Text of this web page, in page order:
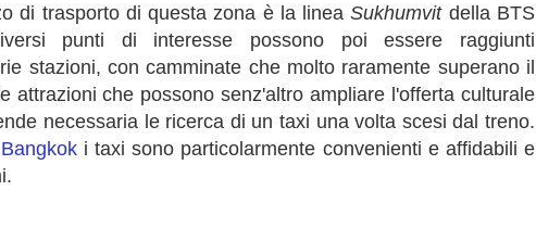
di trasporto di questa zona è la lineaSukhumvitdella BTS
punti di interesse possono poi essere raggiunti
stazioni, con camminate che molto raramente superano il
attrazioni che possono senz'altro ampliare l'offerta culturale
necessaria le ricerca di un taxi una volta scesi dal treno.
Bangkoki taxi sono particolarmente convenienti e affidabili e